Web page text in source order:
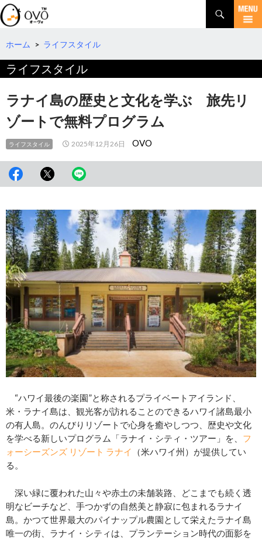
検
索
コ
テ
ツ
へ
ホーム > ライフスタイル
ライフスタイル
ラナイ島の歴史と文化を学ぶ 旅先リ
ゾートで無料プログラム
ライフスタイル 2025年12月26日 OVO
“ハワイ最後の楽園”と称されるプライベートアイランド、
米・ラナイ島は、観光客が訪れることのできるハワイ諸島最小
の有人島。のんびりリゾートで心身を癒やしつつ、歴史や文化
を学べる新しいプログラム「ラナイ・シティ・ツアー」を、 フ
ォーシーズンズ リゾート ラナイ
（米ハワイ州）が提供してい
る。
深い緑に覆われた山々や赤土の未舗装路、どこまでも続く透
明なビーチなど、手つかずの自然美と静寂に包まれるラナイ
島。かつて世界最大のパイナップル農園として栄えたラナイ島
唯一の街、ラナイ・シティは、プランテーション時代の面影を